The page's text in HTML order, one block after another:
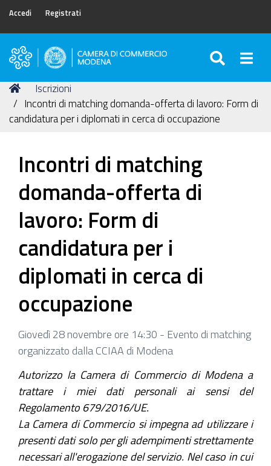
Accedi Registrati
Camera
Commercio
di
Modena
Tu
sei
qui:
Home
Iscrizioni
Incontri di matching domanda-offerta di lavoro: Form di
candidatura per i diplomati in cerca di occupazione
Incontri di matching
domanda-offerta di
lavoro: Form di
candidatura per i
diplomati in cerca di
occupazione
Giovedì 28 novembre ore 14:30 - Evento di matching
organizzato dalla CCIAA di Modena
Autorizzo la Camera di Commercio di Modena a
trattare i miei dati personali ai sensi del
Regolamento 679/2016/UE.
La Camera di Commercio si impegna ad utilizzare i
presenti dati solo per gli adempimenti strettamente
necessari all'erogazione del servizio. Nel caso in cui